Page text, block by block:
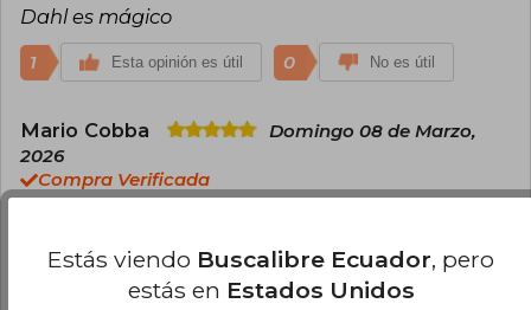
películas y algunas de sus obras han sido
llevadas al cine.
Dahl es mágico
1 Esta opinión es útil 0 No es útil
Mario Cobba
Domingo 08 de Marzo,
2026
Compra Verificada
Esta opinión es útil 0 No es útil
Estás viendo Buscalibre Ecuador, pero
estás en Estados Unidos